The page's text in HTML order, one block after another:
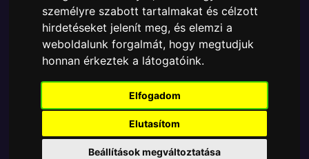
személyre szabott tartalmakat és célzott
hirdetéseket jelenít meg, és elemzi a
weboldalunk forgalmát, hogy megtudjuk
honnan érkeztek a látogatóink.
Elfogadom
Elutasítom
Beállítások megváltoztatása
POP In a Box - várja új gazdáját.
TOVÁBB A VÁSÁRLÁSRA
Tetszik? Osszd meg másokkal!